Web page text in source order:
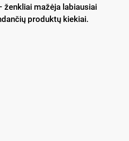
ženkliai mažėja labiausiai
produktų kiekiai.